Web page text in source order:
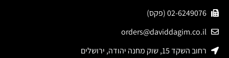
02-6249076 (פקס)
orders@daviddagim.co.il
רחוב השקד 15, שוק מחנה יהודה, ירושלים